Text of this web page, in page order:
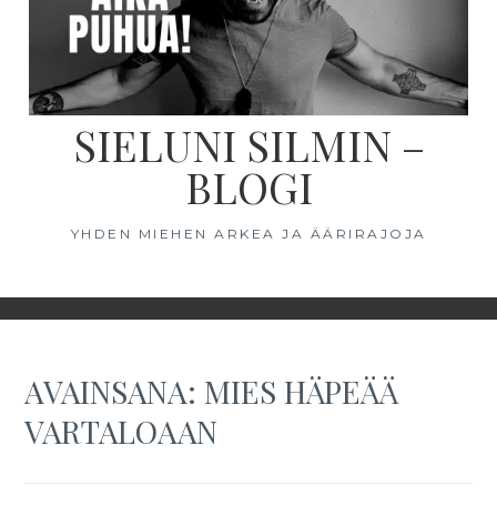
SIELUNI SILMIN –
BLOGI
YHDEN MIEHEN ARKEA JA ÄÄRIRAJOJA
AVAINSANA: MIES HÄPEÄÄ
VARTALOAAN